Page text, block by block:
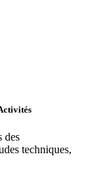
des
techniques,